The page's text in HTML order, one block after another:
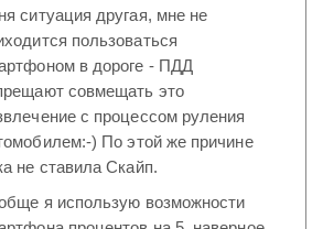
ситуация другая, мне не
пользоваться
в дороге - ПДД
совмещать это
с процессом руления
) По этой же причине
не ставила Скайп.
я использую возможности